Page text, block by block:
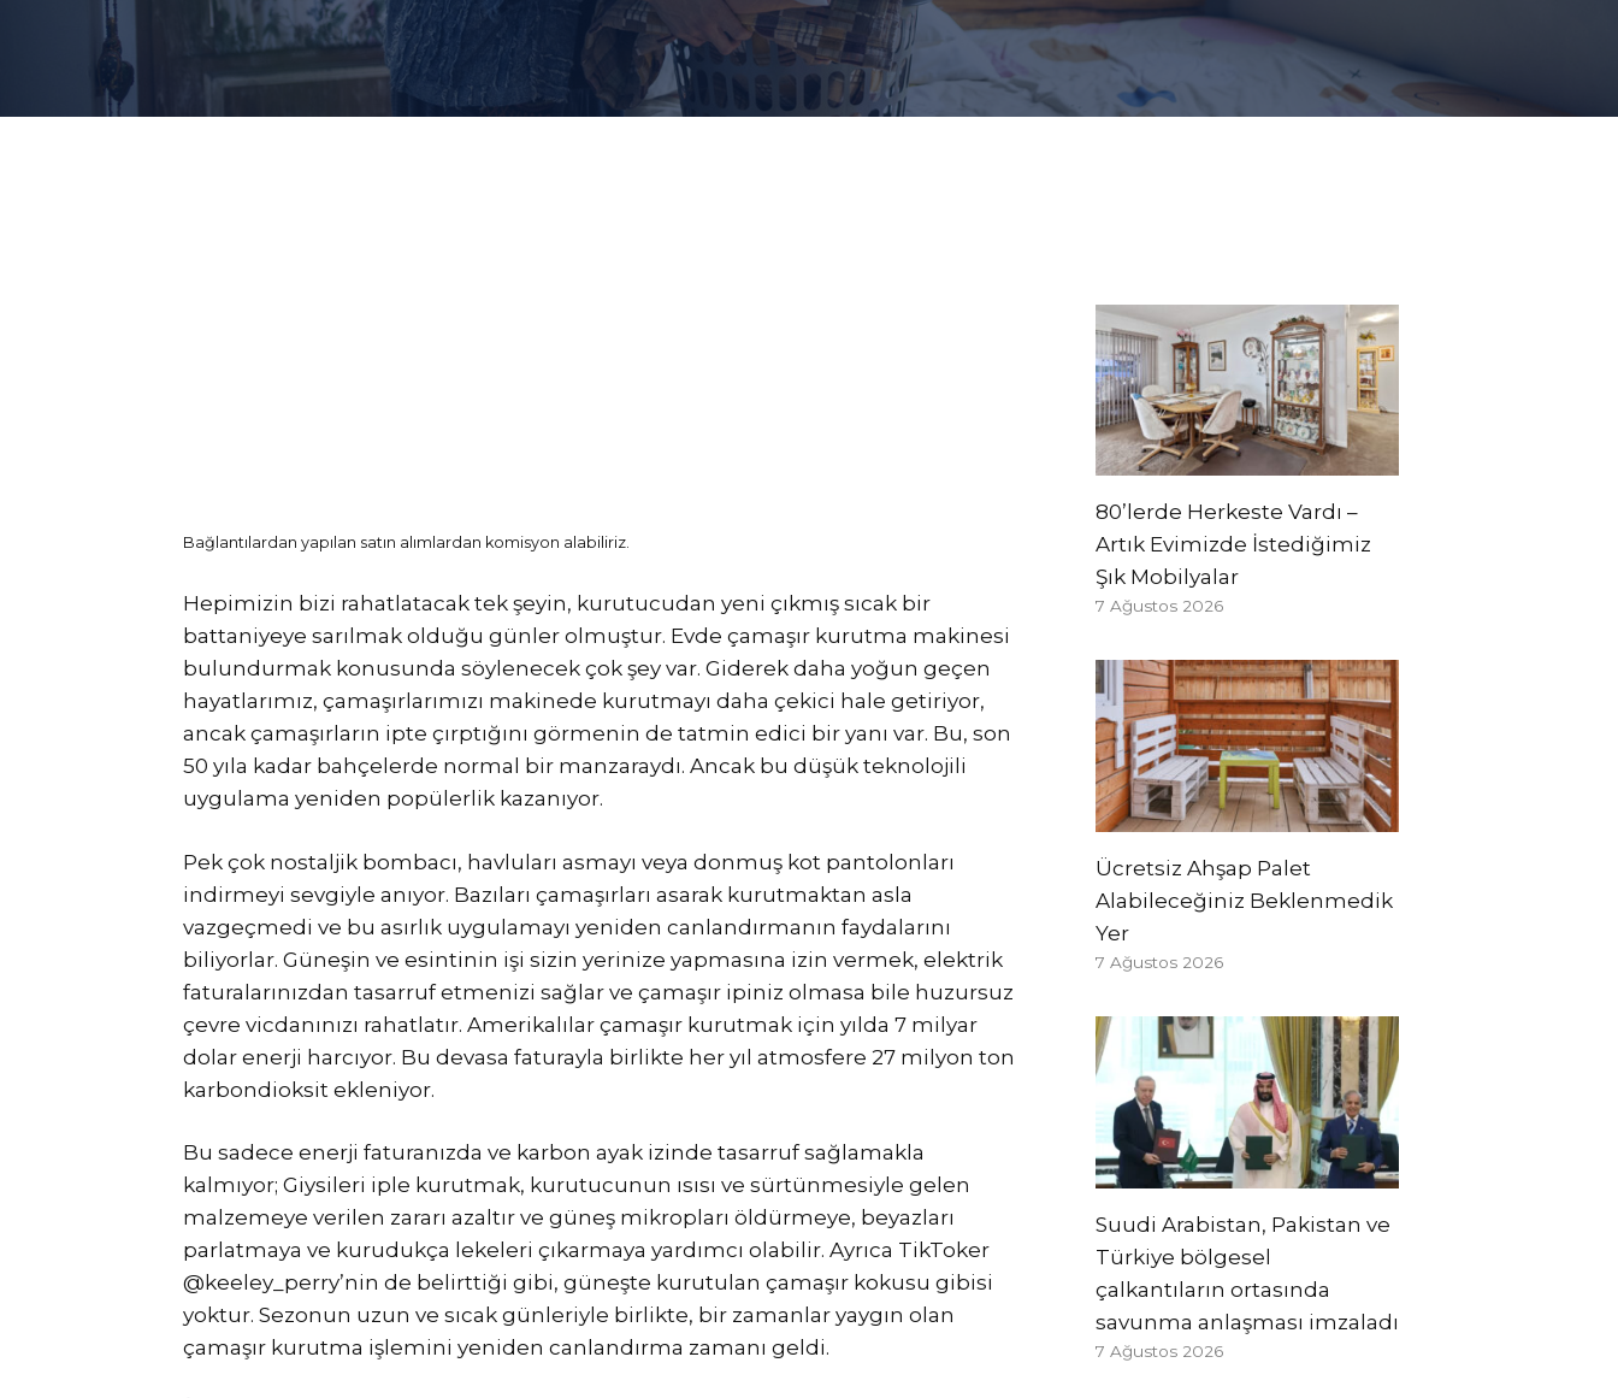
Bağlantılardan yapılan satın alımlardan komisyon alabiliriz.
Hepimizin bizi rahatlatacak tek şeyin, kurutucudan yeni çıkmış sıcak bir
battaniyeye sarılmak olduğu günler olmuştur. Evde çamaşır kurutma makinesi
bulundurmak konusunda söylenecek çok şey var. Giderek daha yoğun geçen
hayatlarımız, çamaşırlarımızı makinede kurutmayı daha çekici hale getiriyor,
ancak çamaşırların ipte çırptığını görmenin de tatmin edici bir yanı var. Bu, son
50 yıla kadar bahçelerde normal bir manzaraydı. Ancak bu düşük teknolojili
uygulama yeniden popülerlik kazanıyor.
Pek çok nostaljik bombacı, havluları asmayı veya donmuş kot pantolonları
indirmeyi sevgiyle anıyor. Bazıları çamaşırları asarak kurutmaktan asla
vazgeçmedi ve bu asırlık uygulamayı yeniden canlandırmanın faydalarını
biliyorlar. Güneşin ve esintinin işi sizin yerinize yapmasına izin vermek, elektrik
faturalarınızdan tasarruf etmenizi sağlar ve çamaşır ipiniz olmasa bile huzursuz
çevre vicdanınızı rahatlatır. Amerikalılar çamaşır kurutmak için yılda 7 milyar
dolar enerji harcıyor. Bu devasa faturayla birlikte her yıl atmosfere 27 milyon ton
karbondioksit ekleniyor.
Bu sadece enerji faturanızda ve karbon ayak izinde tasarruf sağlamakla
kalmıyor; Giysileri iple kurutmak, kurutucunun ısısı ve sürtünmesiyle gelen
malzemeye verilen zararı azaltır ve güneş mikropları öldürmeye, beyazları
parlatmaya ve kurudukça lekeleri çıkarmaya yardımcı olabilir. Ayrıca TikToker
@keeley_perry’nin de belirttiği gibi, güneşte kurutulan çamaşır kokusu gibisi
yoktur. Sezonun uzun ve sıcak günleriyle birlikte, bir zamanlar yaygın olan
çamaşır kurutma işlemini yeniden canlandırma zamanı geldi.
80’lerde Herkeste Vardı –
Artık Evimizde İstediğimiz
Şık Mobilyalar
7 Ağustos 2026
Ücretsiz Ahşap Palet
Alabileceğiniz Beklenmedik
Yer
7 Ağustos 2026
Suudi Arabistan, Pakistan ve
Türkiye bölgesel
çalkantıların ortasında
savunma anlaşması imzaladı
7 Ağustos 2026